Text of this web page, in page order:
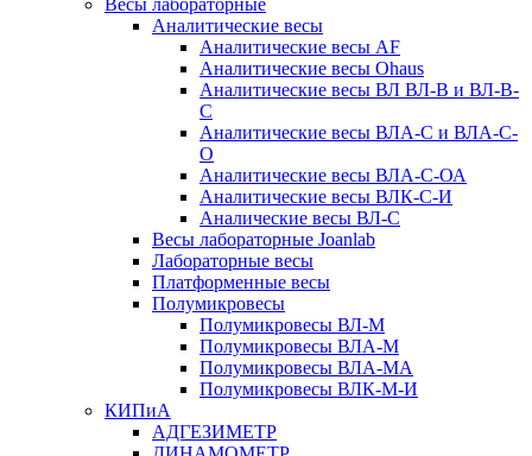
Весы лабораторные
Аналитические весы
Аналитические весы AF
Аналитические весы Ohaus
Аналитические весы ВЛ ВЛ-В и ВЛ-В-
С
Аналитические весы ВЛА-С и ВЛА-С-
О
Аналитические весы ВЛА-С-ОА
Аналитические весы ВЛК-С-И
Аналические весы ВЛ-С
Весы лабораторные Joanlab
Лабораторные весы
Платформенные весы
Полумикровесы
Полумикровесы ВЛ-М
Полумикровесы ВЛА-М
Полумикровесы ВЛА-МА
Полумикровесы ВЛК-М-И
КИПиА
АДГЕЗИМЕТР